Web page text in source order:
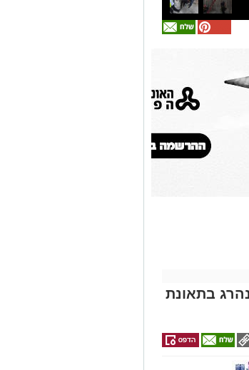
גם
גלגלי
בתאונת